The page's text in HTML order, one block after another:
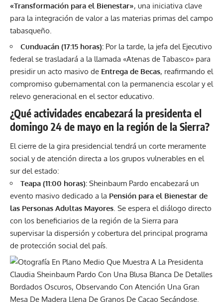
«Transformación para el Bienestar», una iniciativa clave
para la integración de valor a las materias primas del campo
tabasqueño.
Cunduacán (17:15 horas): Por la tarde, la jefa del Ejecutivo
federal se trasladará a la llamada «Atenas de Tabasco» para
presidir un acto masivo de Entrega de Becas, reafirmando el
compromiso gubernamental con la permanencia escolar y el
relevo generacional en el sector educativo.
¿Qué actividades encabezará la presidenta el
domingo 24 de mayo en la región de la Sierra?
El cierre de la gira presidencial tendrá un corte meramente
social y de atención directa a los grupos vulnerables en el
sur del estado:
Teapa (11:00 horas): Sheinbaum Pardo encabezará un
evento masivo dedicado a la Pensión para el Bienestar de
las Personas Adultas Mayores. Se espera el diálogo directo
con los beneficiarios de la región de la Sierra para
supervisar la dispersión y cobertura del principal programa
de protección social del país.